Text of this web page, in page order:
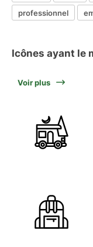
professionnel
Icônes ayant le
Voir plus